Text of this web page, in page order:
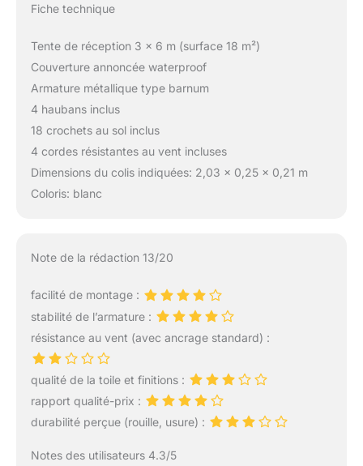
Fiche technique
Tente de réception 3 x 6 m (surface 18 m²)
Couverture annoncée waterproof
Armature métallique type barnum
4 haubans inclus
18 crochets au sol inclus
4 cordes résistantes au vent incluses
Dimensions du colis indiquées: 2,03 x 0,25 x 0,21 m
Coloris: blanc
Note de la rédaction 13/20
facilité de montage :
stabilité de l’armature :
résistance au vent (avec ancrage standard) :
qualité de la toile et finitions :
rapport qualité-prix :
durabilité perçue (rouille, usure) :
Notes des utilisateurs 4.3/5